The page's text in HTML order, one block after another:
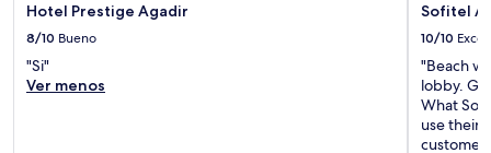
Hotel Prestige Agadir
8/10 Bueno
"Si"
Ver menos
Sofitel
10/10
"Beach
lobby.
What
use their